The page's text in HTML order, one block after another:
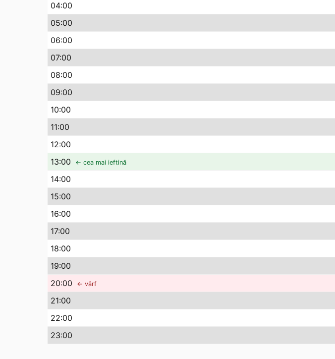
04:00
05:00
06:00
07:00
08:00
09:00
10:00
11:00
12:00
13:00 ← cea mai ieftină
14:00
15:00
16:00
17:00
18:00
19:00
20:00 ← vârf
21:00
22:00
23:00